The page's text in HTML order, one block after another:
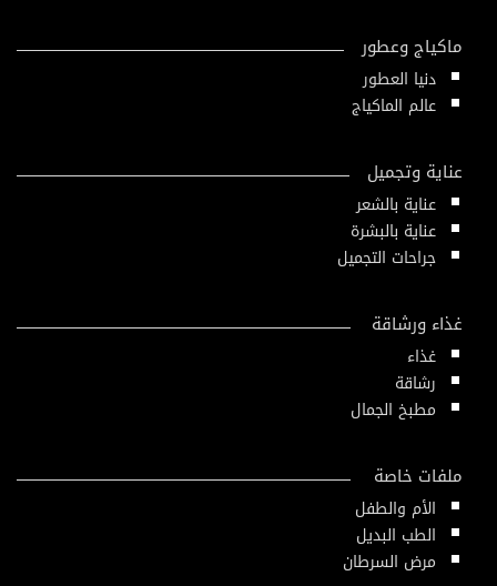
ماكياج وعطور
دنيا العطور
عالم الماكياج
عناية وتجميل
عناية بالشعر
عناية بالبشرة
جراحات التجميل
غذاء ورشاقة
غذاء
رشاقة
مطبخ الجمال
ملفات خاصة
الأم والطفل
الطب البديل
مرض السرطان